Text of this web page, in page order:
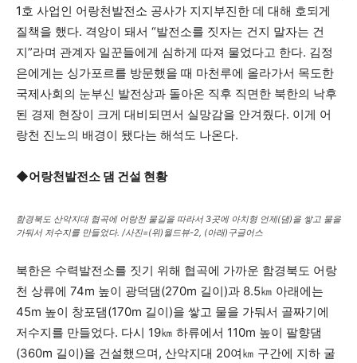
1호 사업인 어랑천발전소 공사가 지지부진한 데 대해 호되게
질책을 했다. 격앙이 돼서 “발전소를 짓자는 건지 말자는 건
지”라며 관계자 일꾼들에게 심하게 따져 물었다고 한다. 김정
은에게는 싱가포르를 방문했을 때 마천루에 올라가서 목도한
국제사회의 눈부신 발전상과 돌아온 직후 직면한 북한의 낙후
된 경제 현장이 크게 대비되면서 실망감을 안겨줬다. 이게 어
랑천 진노의 배경이 됐다는 해석도 나온다.
◆어랑천발전소 댐 건설 현황
함경북도 산악지대 협곡에 어랑천 물길을 따라서 3곳에 아치형 언제(댐)을 쌓고 물을
가둬서 저수지를 만들었다. /사진=(위)월드뷰-2, (아래)구글어스
북한은 수력발전소를 짓기 위해 협곡에 가까운 함경북도 어랑
천 상류에 74m 높이 광덕댐(270m 길이)과 8.5㎞ 아래에는
45m 높이 창포댐(170m 길이)을 쌓고 물을 가둬서 골짜기에
저수지를 만들었다. 다시 19㎞ 하류에서 110m 높이 팔향댐
(360m 길이)을 건설했으며, 산악지대 20여㎞ 구간에 지하 굴